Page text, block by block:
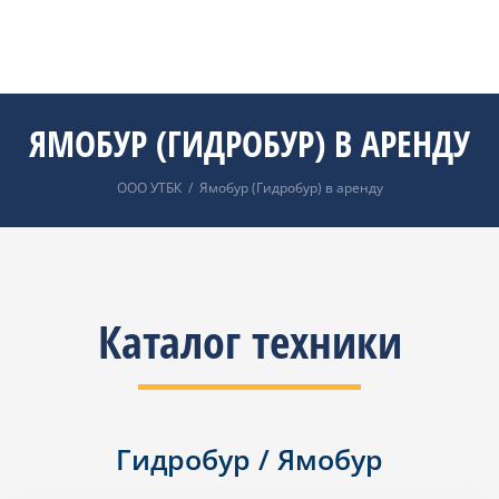
ЯМОБУР (ГИДРОБУР) В АРЕНДУ
ООО УТБК/ Ямобур (Гидробур) в аренду
Каталог техники
Гидробур / Ямобур